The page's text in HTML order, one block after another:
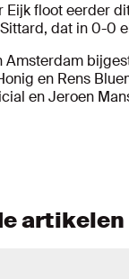
Eijk floot eerder
dat in 0-0
Amsterdam
en Rens
en Jeroen
artikelen